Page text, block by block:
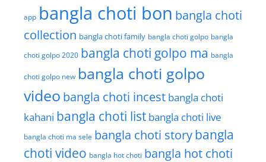
app bangla choti bon bangla choti
collection bangla choti family bangla choti golpo bangla
choti golpo 2020 bangla choti golpo ma bangla
choti golpo new bangla choti golpo
video bangla choti incest bangla choti
kahani bangla choti list bangla choti live
bangla choti ma sele bangla choti storybangla
choti video bangla hot choti bangla hot choti